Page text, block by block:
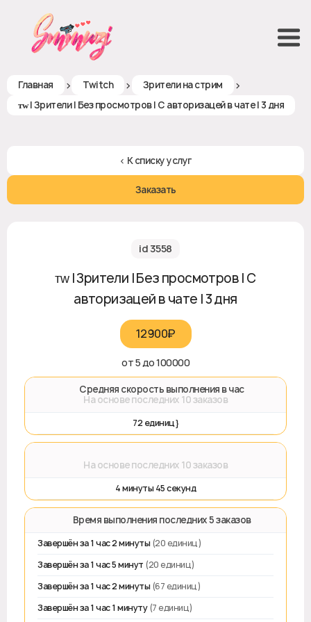
Главная > Twitch > Зрители на стрим >
ᴛᴡ | Зрители | Без просмотров | С авторизацей в чате | 3 дня
< К списку услуг
Заказать
id 3558
ᴛᴡ | Зрители | Без просмотров | С
авторизацей в чате | 3 дня
12900₽‎
от 5 до 100000
🚀 Средняя скорость выполнения в час
На основе последних 10 заказов
72 единиц}
На основе последних 10 заказов
4 минуты 45 секунд
⏱️ Время выполнения последних 5 заказов
Завершён за 1 час 2 минуты (20 единиц)
Завершён за 1 час 5 минут (20 единиц)
Завершён за 1 час 2 минуты (67 единиц)
Завершён за 1 час 1 минуту(7 единиц)